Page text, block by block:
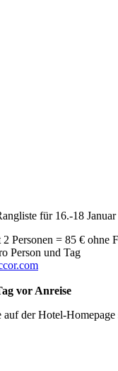
für 16.-18
Personen = 85 € ohne
Person und Tag
vor Anreise
der Hotel-